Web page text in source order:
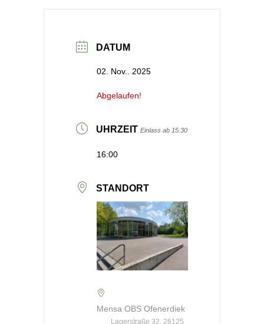
DATUM
02. Nov.. 2025
Abgelaufen!
UHRZEIT Einlass ab 15:30
16:00
STANDORT
Mensa OBS Ofenerdiek
Lagerstraße 32, 26125